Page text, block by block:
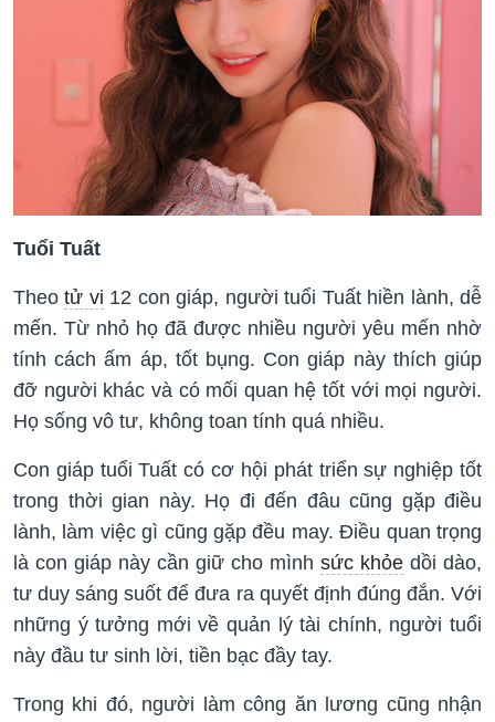
Tuổi Tuất
Theotử vi 12 con giáp, người tuổi Tuất hiền lành, dễ
mến. Từ nhỏ họ đã được nhiều người yêu mến nhờ
tính cách ấm áp, tốt bụng. Con giáp này thích giúp
đỡ người khác và có mối quan hệ tốt với mọi người.
Họ sống vô tư, không toan tính quá nhiều.
Con giáp tuổi Tuất có cơ hội phát triển sự nghiệp tốt
trong thời gian này. Họ đi đến đâu cũng gặp điều
lành, làm việc gì cũng gặp đều may. Điều quan trọng
là con giáp này cần giữ cho mình sức khỏe dồi dào,
tư duy sáng suốt để đưa ra quyết định đúng đắn. Với
những ý tưởng mới về quản lý tài chính, người tuổi
này đầu tư sinh lời, tiền bạc đầy tay.
Trong khi đó, người làm công ăn lương cũng nhận